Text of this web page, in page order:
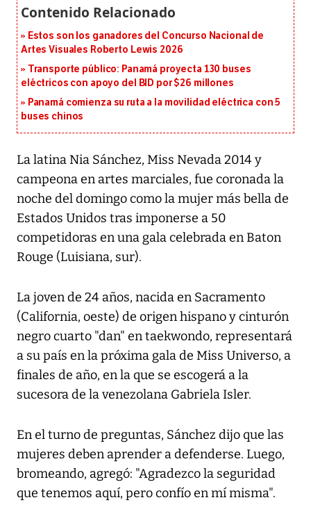
Estos son los ganadores del Concurso Nacional de
Artes Visuales Roberto Lewis 2026
Transporte público: Panamá proyecta 130 buses
eléctricos con apoyo del BID por $26 millones
Panamá comienza su ruta a la movilidad eléctrica con 5
buses chinos
La latina Nia Sánchez, Miss Nevada 2014 y
campeona en artes marciales, fue coronada la
noche del domingo como la mujer más bella de
Estados Unidos tras imponerse a 50
competidoras en una gala celebrada en Baton
Rouge (Luisiana, sur).
La joven de 24 años, nacida en Sacramento
(California, oeste) de origen hispano y cinturón
negro cuarto "dan" en taekwondo, representará
a su país en la próxima gala de Miss Universo, a
finales de año, en la que se escogerá a la
sucesora de la venezolana Gabriela Isler.
En el turno de preguntas, Sánchez dijo que las
mujeres deben aprender a defenderse. Luego,
bromeando, agregó: "Agradezco la seguridad
que tenemos aquí, pero confío en mí misma".